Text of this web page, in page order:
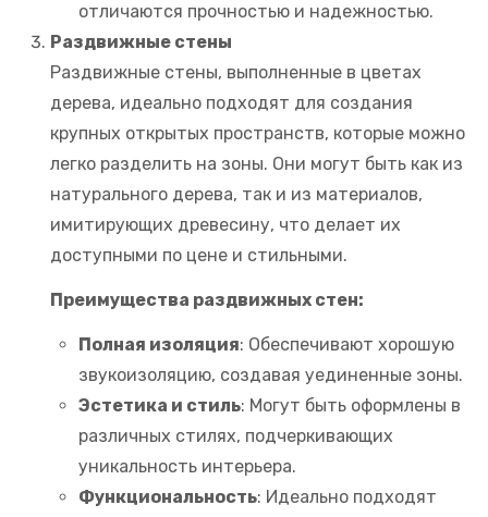
отличаются прочностью и надежностью.
Раздвижные стены
Раздвижные стены, выполненные в цветах
дерева, идеально подходят для создания
крупных открытых пространств, которые можно
легко разделить на зоны. Они могут быть как из
натурального дерева, так и из материалов,
имитирующих древесину, что делает их
доступными по цене и стильными.
Преимущества раздвижных стен:
Полная изоляция: Обеспечивают хорошую
звукоизоляцию, создавая уединенные зоны.
Эстетика и стиль: Могут быть оформлены в
различных стилях, подчеркивающих
уникальность интерьера.
Функциональность: Идеально подходят